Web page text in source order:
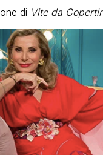
di Vite da